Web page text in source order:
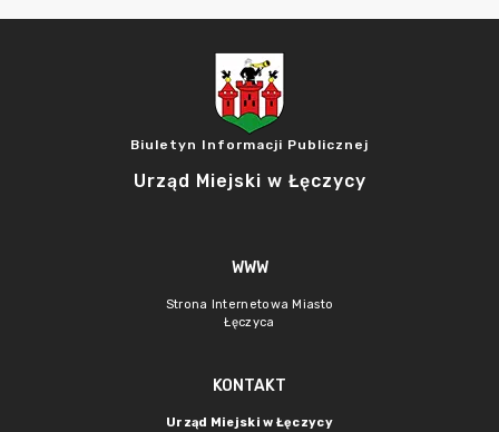
Biuletyn Informacji Publicznej
Urząd Miejski w Łęczycy
WWW
Strona Internetowa Miasto
Łęczyca
KONTAKT
Urząd Miejski w Łęczycy